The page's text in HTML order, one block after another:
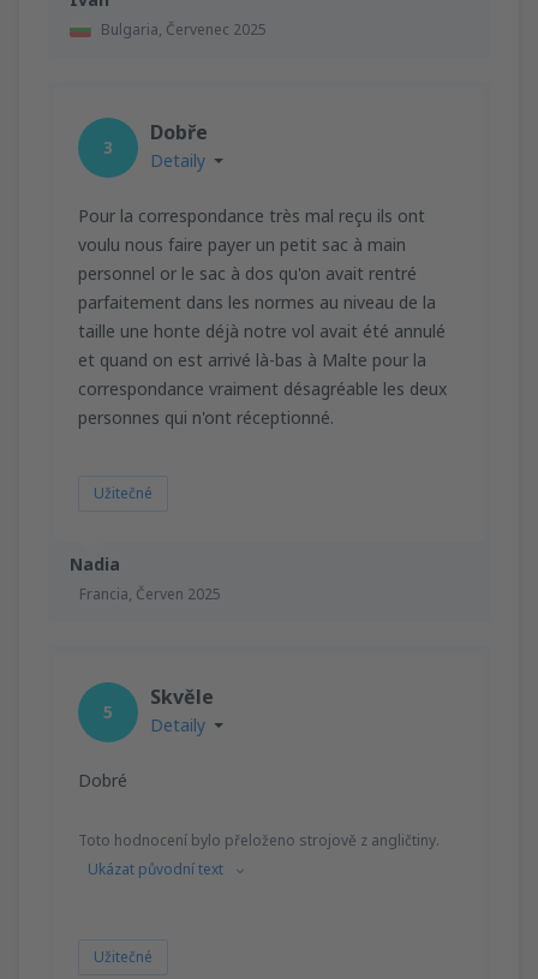
Bulgaria, Červenec 2025
Nadia
Francia, Červen 2025
3
Dobře
Detaily
Pour la correspondance très mal reçu ils ont
voulu nous faire payer un petit sac à main
personnel or le sac à dos qu'on avait rentré
parfaitement dans les normes au niveau de la
taille une honte déjà notre vol avait été annulé
et quand on est arrivé là-bas à Malte pour la
correspondance vraiment désagréable les deux
personnes qui n'ont réceptionné.
Užitečné
5
Skvěle
Detaily
Dobré
Toto hodnocení bylo přeloženo strojově z angličtiny.
Ukázat původní text
Užitečné